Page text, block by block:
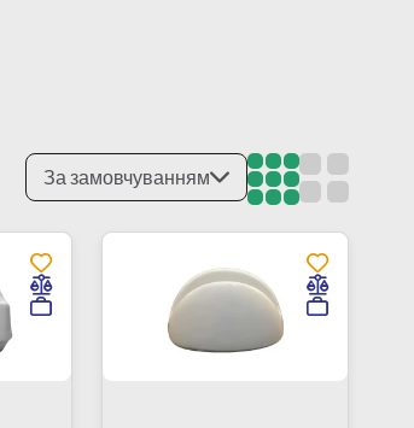
За замовчуванням